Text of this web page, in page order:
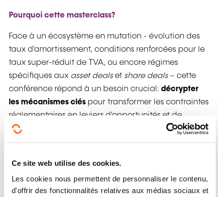
Ce site web utilise des cookies.
Les cookies nous permettent de personnaliser le contenu,
d'offrir des fonctionnalités relatives aux médias sociaux et
Pourquoi cette masterclass?
Face à un écosystème en mutation - évolution des
taux d'amortissement, conditions renforcées pour le
taux super-réduit de TVA, ou encore régimes
spécifiques aux asset dealset share deals– cette
conférence répond à un besoin crucial: décrypter
les mécanismes clés pour transformer les contraintes
réglementaires en leviers d'opportunités et de
croissance.
tirer parti des taux différenciés (6%, 4%, 2%) selon